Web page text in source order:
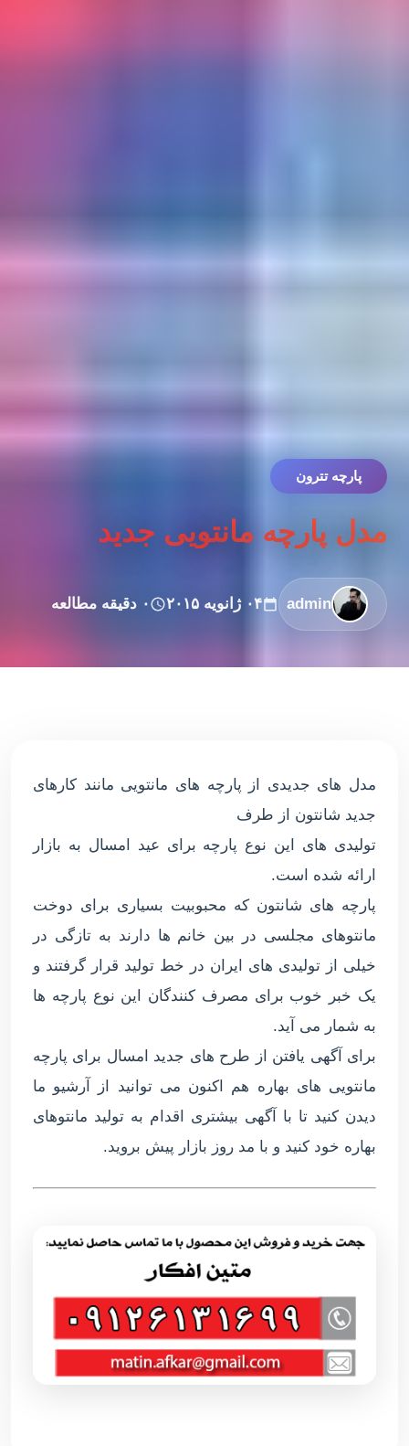
پارچه تترون
مدل پارچه مانتویی جدید
admin ۰۴ ژانویه ۲۰۱۵ ۰ دقیقه مطالعه
مدل های جدیدی از پارچه های مانتویی مانند کارهای
جدید شانتون از طرف
تولیدی های این نوع پارچه برای عید امسال به بازار
ارائه شده است.
پارچه های شانتون که محبوبیت بسیاری برای دوخت
مانتوهای مجلسی در بین خانم ها دارند به تازگی در
خیلی از تولیدی های ایران در خط تولید قرار گرفتند و
یک خبر خوب برای مصرف کنندگان این نوع پارچه ها
به شمار می آید.
برای آگهی یافتن از طرح های جدید امسال برای پارچه
مانتویی های بهاره هم اکنون می توانید از آرشیو ما
دیدن کنید تا با آگهی بیشتری اقدام به تولید مانتوهای
بهاره خود کنید و با مد روز بازار پیش بروید.